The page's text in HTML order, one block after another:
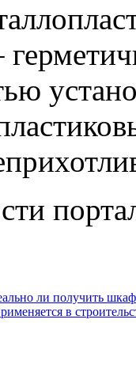
ли получить
в